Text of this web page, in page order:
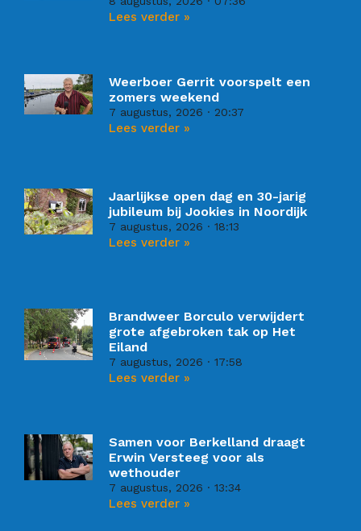
Lees verder »
Weerboer Gerrit voorspelt een
zomers weekend
7 augustus, 2026 20:37
Lees verder »
Jaarlijkse open dag en 30-jarig
jubileum bij Jookies in Noordijk
7 augustus, 2026 18:13
Lees verder »
Brandweer Borculo verwijdert
grote afgebroken tak op Het
Eiland
7 augustus, 2026 17:58
Lees verder »
Samen voor Berkelland draagt
Erwin Versteeg voor als
wethouder
7 augustus, 2026 13:34
Lees verder »